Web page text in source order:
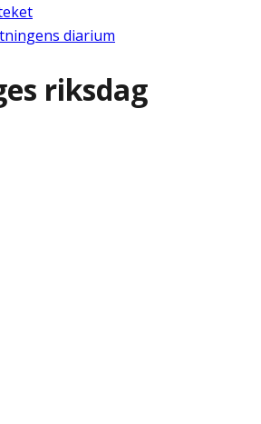
diarium
riksdag